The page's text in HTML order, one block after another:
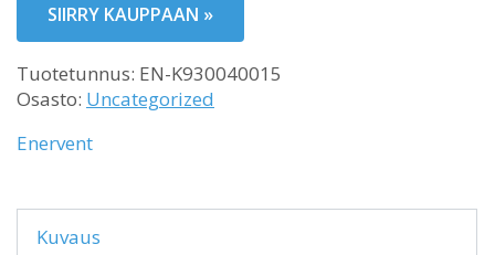
SIIRRY KAUPPAAN »
Tuotetunnus: EN-K930040015
Osasto: Uncategorized
Enervent
Kuvaus